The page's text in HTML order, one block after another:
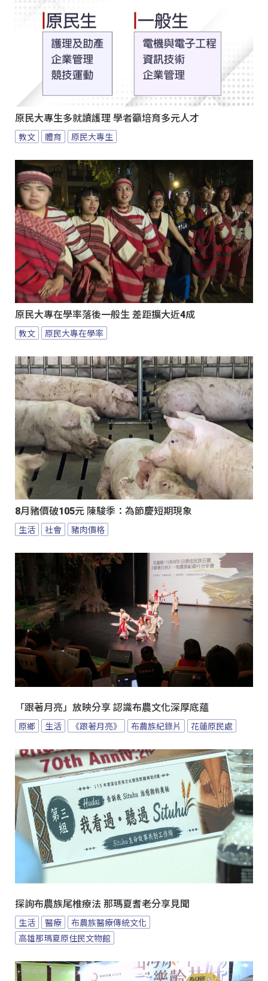
原民大專生多就讀護理 學者籲培育多元人才
教文 體育 原民大專生
原民大專在學率落後一般生 差距擴大近4成
教文 原民大專在學率
8月豬價破105元 陳駿季：為節慶短期現象
生活 社會 豬肉價格
「跟著月亮」放映分享 認識布農文化深厚底蘊
原鄉 生活 《跟著月亮》 布農族紀錄片 花蓮原民處
探詢布農族尾椎療法 那瑪夏耆老分享見聞
生活 醫療
布農族醫療傳統文化
高雄那瑪夏原住民文物館